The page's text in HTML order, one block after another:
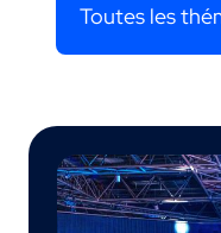
Toutes les